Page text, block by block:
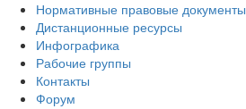
Нормативные правовые документы
Дистанционные ресурсы
Инфографика
Рабочие группы
Контакты
Форум